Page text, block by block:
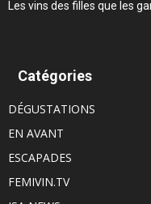
Les vins des filles que les
Catégories
DÉGUSTATIONS
EN AVANT
ESCAPADES
FEMIVIN.TV